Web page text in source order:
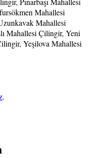
Mahallesi
Mahallesi
Mahallesi Çilingir, Yeni
Yeşilova Mahallesi
.